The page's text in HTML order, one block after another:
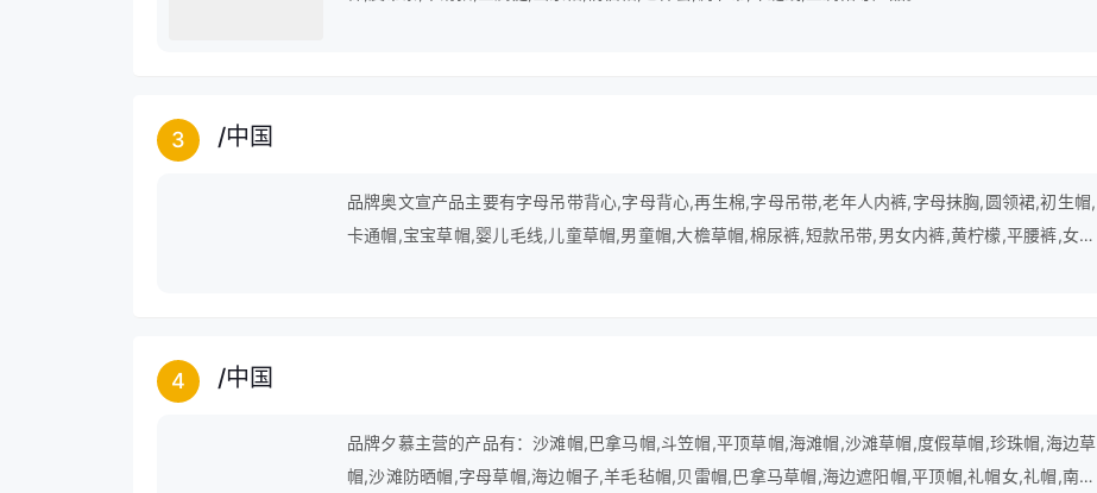
3 /中国
品牌奥文宣产品主要有字母吊带背心,字母背心,再生棉,字母吊带,老年人内裤,字母抹胸,圆领裙,初生帽,
卡通帽,宝宝草帽,婴儿毛线,儿童草帽,男童帽,大檐草帽,棉尿裤,短款吊带,男女内裤,黄柠檬,平腰裤,女款
4 /中国
品牌夕慕主营的产品有：沙滩帽,巴拿马帽,斗笠帽,平顶草帽,海滩帽,沙滩草帽,度假草帽,珍珠帽,海边草
帽,沙滩防晒帽,字母草帽,海边帽子,羊毛毡帽,贝雷帽,巴拿马草帽,海边遮阳帽,平顶帽,礼帽女,礼帽,南瓜